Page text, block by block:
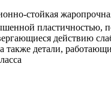
стойкая
пластичностью,
действию
также детали,